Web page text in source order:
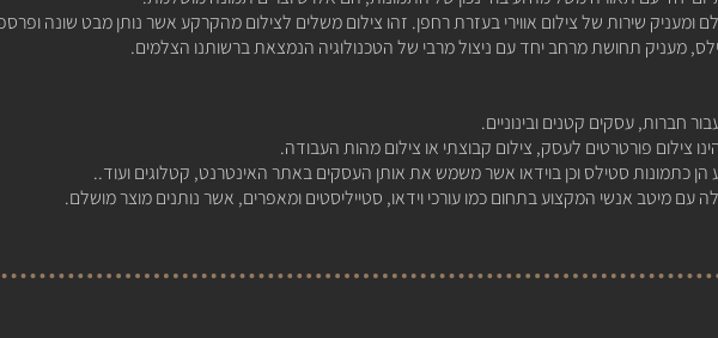
ומעניק שירות שלצילום אווירי בעזרת רחפן. זהו צילום משלים לצילום מהקרקע אשר נותן מבט שונה
מעניק תחושת מרחב יחד עם ניצול מרבי של הטכנולוגיה הנמצאת ברשותנו הצלמים.
חברות, עסקים קטנים ובינוניים.
צילום פורטרטים לעסק, צילום קבוצתי או צילום מהות העבודה.
כתמונות סטילס וכן בוידאו אשר משמש את אותן העסקים באתר האינטרנט, קטלוגים ועוד..
עם מיטב אנשי המקצוע בתחום כמו עורכי וידאו, סטייליסטים ומאפרים, אשר נותנים מוצר מושלם.